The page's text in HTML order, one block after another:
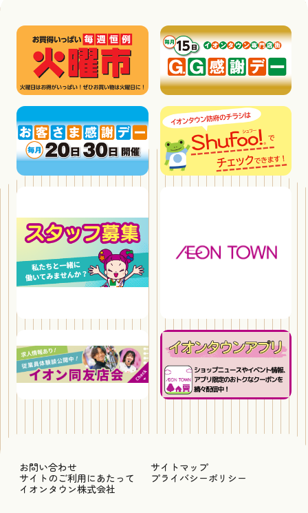
お問い合わせ
サイトマップ
サイトのご利用にあたって
プライバシーポリシー
イオンタウン株式会社